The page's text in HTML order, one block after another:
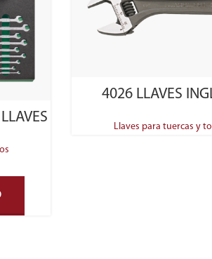
4026 LLAVES
Llaves para tuercas y